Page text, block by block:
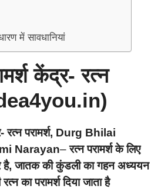
में सावधानियां
केंद्र- रत्न
रत्न परामर्श, Durg Bhilai
Narayan–रत्न परामर्श के लिए
है, जातक की कुंडली का गहन अध्ययन
का परामर्श दिया जाता है